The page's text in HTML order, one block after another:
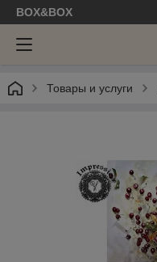
BOX&BOX
Товары и услуги